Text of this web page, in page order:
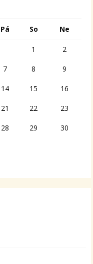
Pá So Ne
1 2
7 8 9
14 15 16
21 22 23
28 29 30